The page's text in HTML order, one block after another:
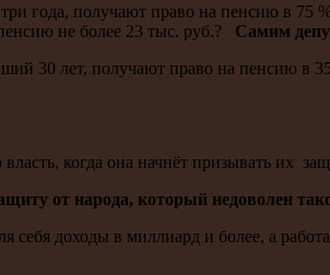
года, получают право на пенсию в 75
не более 23 тыс. руб.?
Самим
30 лет, получают право на пенсию в
когда она начнёт призывать их
от народа, который недоволен
себя доходы в миллиард и более, а